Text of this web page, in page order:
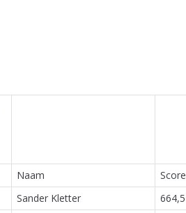
Naam Score
Sander Kletter 664,5